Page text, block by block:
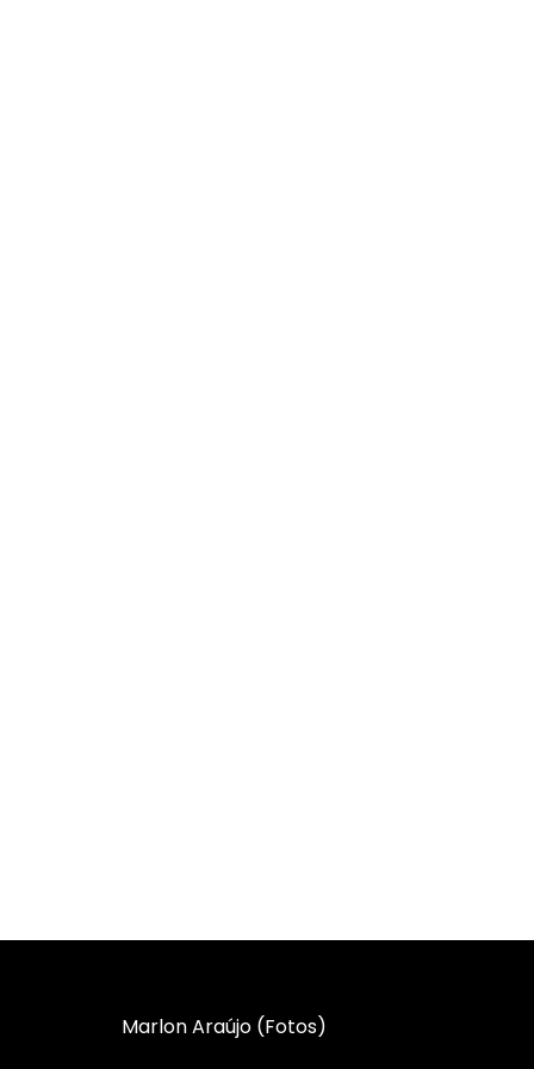
Marlon Araújo (Fotos)